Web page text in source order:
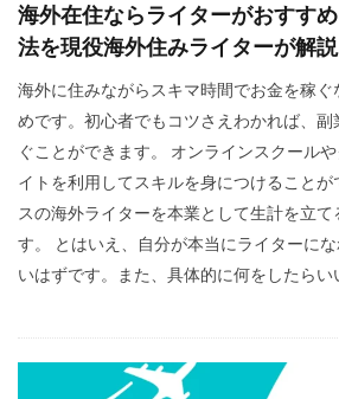
海外在住ならライターがおすす
法を現役海外住みライターが解説
海外に住みながらスキマ時間でお金を稼
めです。初心者でもコツさえわかれば、
ぐことができます。 オンラインスクール
イトを利用してスキルを身につけること
スの海外ライターを本業として生計を立
す。 とはいえ、自分が本当にライターに
いはずです。また、具体的に何をしたらい